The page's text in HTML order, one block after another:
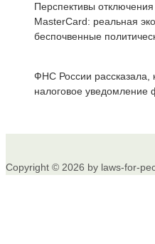
Перспективы
MasterCard: реальная
беспочвенные
ФНС России рассказала,
налоговое уведомление
Copyright © 2026 by laws-for-